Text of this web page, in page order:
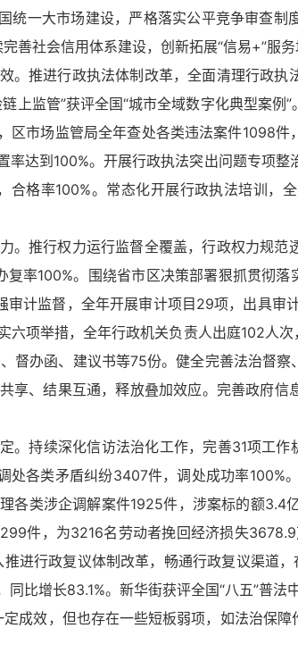
统一大市场建设，严格落实公平竞争审查
善社会信用体系建设，创新拓展“信易+”服务
。推进行政执法体制改革，全面清理行政
上监管”获评全国“城市全域数字化典型案
区市场监管局全年查处各类违法案件1098
率达到100%。开展行政执法突出问题专项
格率100%。常态化开展行政执法培训，
。推行权力运行监督全覆盖，行政权力规
率100%。围绕省市区决策部署狠抓贯彻
审计监督，全年开展审计项目29项，出具
六项举措，全年行政机关负责人出庭102人
督办函、建议书等75份。健全完善法治督
享、结果互通，释放叠加效应。完善政府
。持续深化信访法治化工作，完善31项工
处各类矛盾纠纷3407件，调处成功率
各类涉企调解案件1925件，涉案标的额3.4
件，为3216名劳动者挽回经济损失
进行政复议体制改革，畅通行政复议渠道
比增长83.1%。新华街获评全国“八五”普法
成效，但也存在一些短板弱项，如法治保障